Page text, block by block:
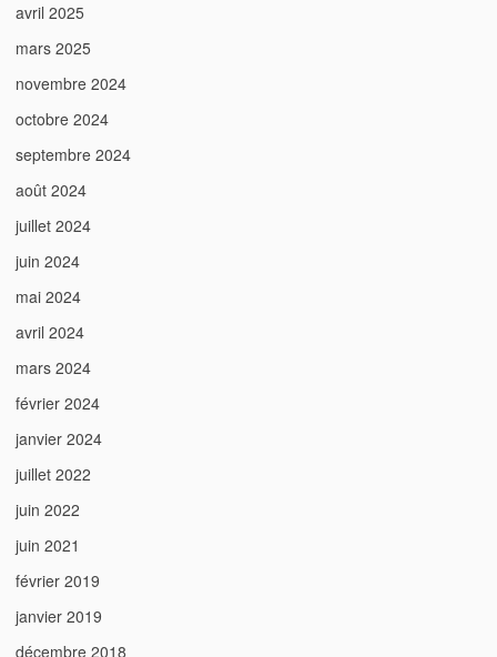
avril 2025
mars 2025
novembre 2024
octobre 2024
septembre 2024
août 2024
juillet 2024
juin 2024
mai 2024
avril 2024
mars 2024
février 2024
janvier 2024
juillet 2022
juin 2022
juin 2021
février 2019
janvier 2019
décembre 2018